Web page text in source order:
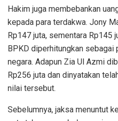
Hakim juga membebankan
kepada para terdakwa. Jony
Rp147 juta, sementara Rp145
BPKD diperhitungkan sebagai
negara. Adapun Zia Ul Azmi
Rp256 juta dan dinyatakan
nilai tersebut.
Sebelumnya, jaksa menuntut